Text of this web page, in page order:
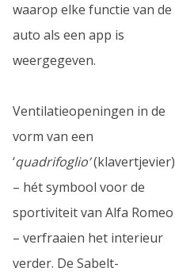
waarop elke functie van de
auto als een app is
weergegeven.
Ventilatieopeningen in de
vorm van een
‘quadrifoglio’(klavertjevier)
– hét symbool voor de
sportiviteit van Alfa Romeo
– verfraaien het interieur
verder. De Sabelt-